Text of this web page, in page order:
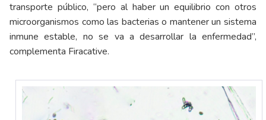
transporte público, “pero al haber un equilibrio con otros
microorganismos como las bacterias o mantener un sistema
inmune estable, no se va a desarrollar la enfermedad”,
complementa Firacative.